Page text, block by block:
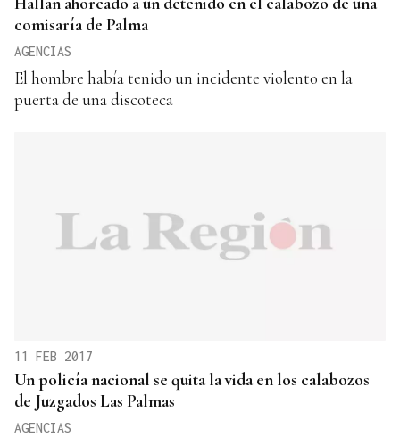
comisaría de Palma
AGENCIAS
El hombre había tenido un incidente violento en la
puerta de una discoteca
11 FEB 2017
Un policía nacional se quita la vida en los calabozos
de Juzgados Las Palmas
AGENCIAS